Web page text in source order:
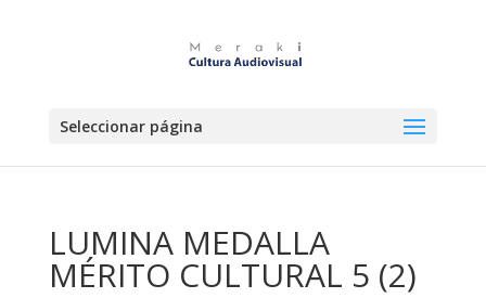
Seleccionar página
LUMINA MEDALLA
MÉRITO CULTURAL 5 (2)